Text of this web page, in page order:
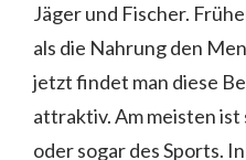
Jäger und Fischer.
als die Nahrung den
jetzt findet man diese
attraktiv. Am meisten
oder sogar des Sports.